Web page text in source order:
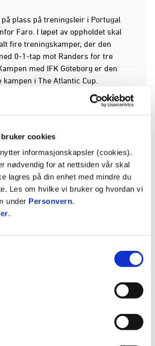
cookies
informasjonskapsler (cookies).
nødvendig for at nettsiden vår skal
lagres på din enhet med mindre du
Les om hvilke vi bruker og hvordan vi
under Personvern.
.
plass på treningsleir i Portugal
Faro. I løpet av oppholdet skal
fire treningskamper, der den
0-1-tap mot Randers for tre
med IFK Göteborg er den
kampen i The Atlantic Cup.
Witry
Volden